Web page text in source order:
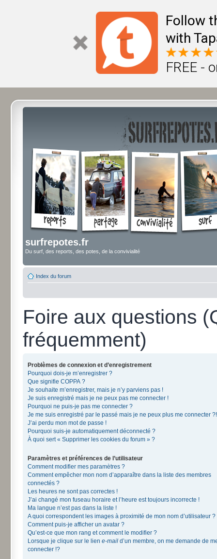
Follow
with
FREE -
surfrepotes.fr
Du surf, des reports, des potes, de la convivialité
Index du forum
Foire aux questions
fréquemment)
Problèmes de connexion et d’enregistrement
Pourquoi dois-je m’enregistrer ?
Que signifie COPPA ?
Je souhaite m’enregistrer, mais je n’y parviens pas !
Je suis enregistré mais je ne peux pas me connecter !
Pourquoi ne puis-je pas me connecter ?
Je me suis enregistré par le passé mais je ne peux plus me connecter ?!
J’ai perdu mon mot de passe !
Pourquoi suis-je automatiquement déconnecté ?
À quoi sert « Supprimer les cookies du forum » ?
Paramètres et préférences de l’utilisateur
Comment modifier mes paramètres ?
Comment empêcher mon nom d’apparaître dans la liste des membres
connectés ?
Les heures ne sont pas correctes !
J’ai changé mon fuseau horaire et l’heure est toujours incorrecte !
Ma langue n’est pas dans la liste !
A quoi correspondent les images à proximité de mon nom d’utilisateur ?
Comment puis-je afficher un avatar ?
Qu’est-ce que mon rang et comment le modifier ?
Lorsque je clique sur le lien e-mail d’un membre, on me demande de
connecter !?